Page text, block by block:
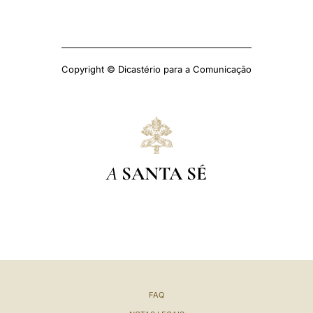
Copyright © Dicastério para a Comunicação
A SANTA SÉ
FAQ